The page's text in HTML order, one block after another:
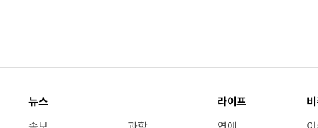
뉴스
라이프